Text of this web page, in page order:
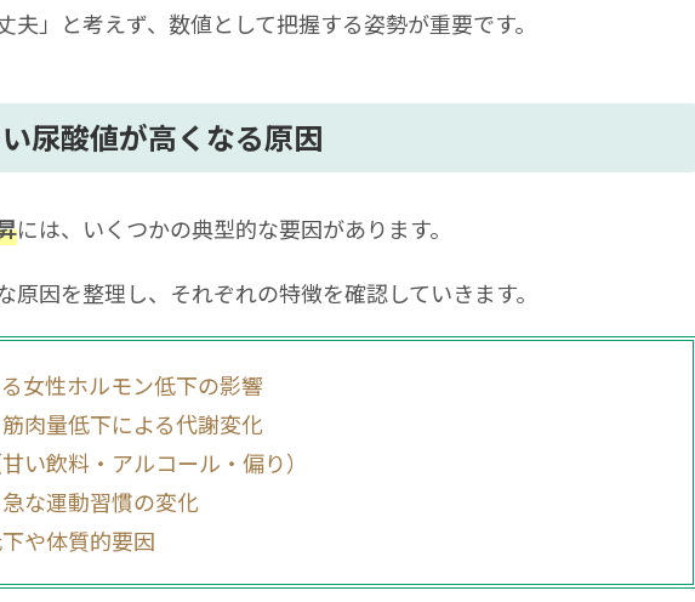
夫」と考えず、数値として把握する姿勢が重要です。
尿酸値が高くなる原因
には、いくつかの典型的な要因があります。
原因を整理し、それぞれの特徴を確認していきます。
女性ホルモン低下の影響
肉量低下による代謝変化
い飲料・アルコール・偏り）
な運動習慣の変化
や体質的要因